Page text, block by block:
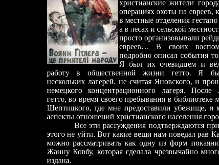
христианские жители
операциях охоты на
в местные отделения
а в лесах и сельской
просто организовывали
евреев… В своих
подробно описал события
Я был их очевидцем и
работу в общественной жизни гетто. Я
нескольких лагерей, не считая Яновского, и
немецкого концентрационного лагеря. После
гетто, во время своего пребывания в библиотеке
Шептицкого, где мне предоставили убежище, я
аспекты отношений христианского населения
Все эти рассуждения подтверждаются
этого не уйти. Вот какие вещи нам поведал рав
можно рассматривать как одну из форм
Жанну Ковбу, которая сделала чрезвычайно
издана.